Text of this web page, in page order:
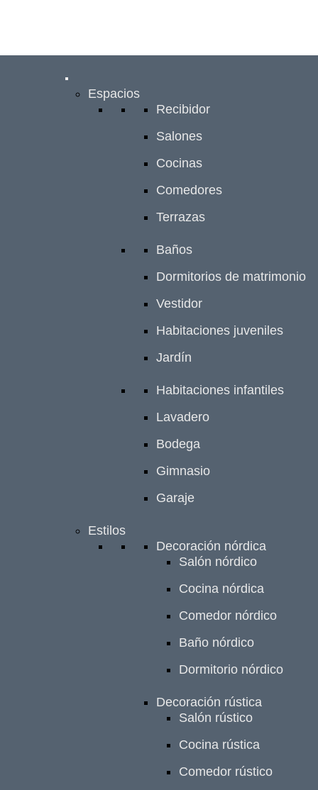
Espacios
Recibidor
Salones
Cocinas
Comedores
Terrazas
Baños
Dormitorios de matrimonio
Vestidor
Habitaciones juveniles
Jardín
Habitaciones infantiles
Lavadero
Bodega
Gimnasio
Garaje
Estilos
Decoración nórdica
Salón nórdico
Cocina nórdica
Comedor nórdico
Baño nórdico
Dormitorio nórdico
Decoración rústica
Salón rústico
Cocina rústica
Comedor rústico